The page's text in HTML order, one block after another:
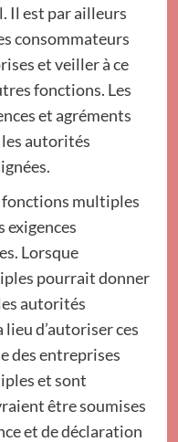
Il est par ailleurs
consommateurs
et veiller à ce
fonctions. Les
et agréments
autorités
fonctions multiples
exigences
Lorsque
pourrait donner
autorités
lieu d’autoriser ces
des entreprises
et sont
être soumises
et de déclaration